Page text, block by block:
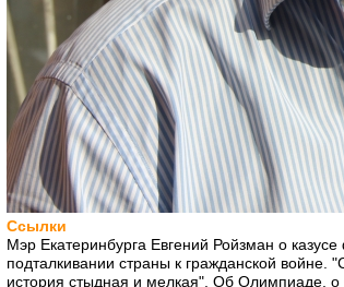
Ссылки
Мэр Екатеринбурга Евгений Ройзман о
подталкивании страны к гражданской войне.
история стыдная и мелкая". Об Олимпиаде, о